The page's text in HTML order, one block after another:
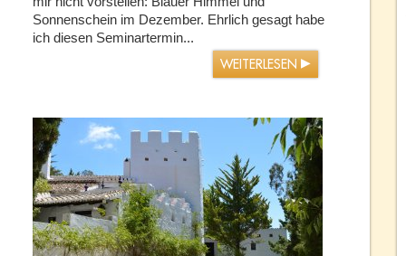
Sonnenschein im Dezember. Ehrlich gesagt habe
ich diesen Seminartermin...
WEITERLESEN